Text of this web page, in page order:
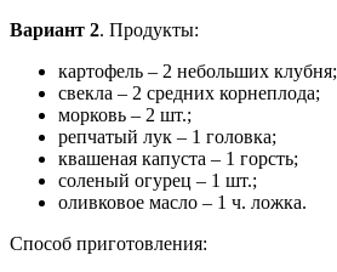
Вариант 2. Продукты:
картофель – 2 небольших клубня;
свекла – 2 средних корнеплода;
морковь – 2 шт.;
репчатый лук – 1 головка;
квашеная капуста – 1 горсть;
соленый огурец – 1 шт.;
оливковое масло – 1 ч. ложка.
Способ приготовления: